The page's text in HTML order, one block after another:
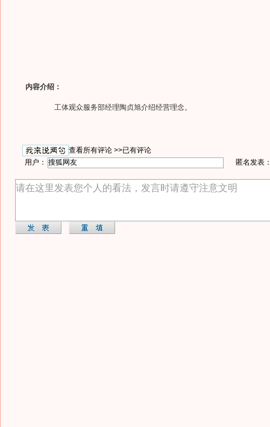
内容介绍：
工体观众服务部经理陶贞旭介绍经营理念。
查看所有评论 >>已有评论
用户：
匿名发表